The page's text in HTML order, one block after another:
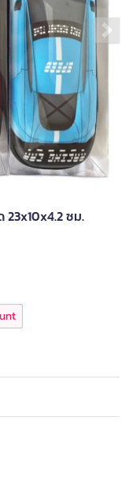
23x10x4.2 ซม.